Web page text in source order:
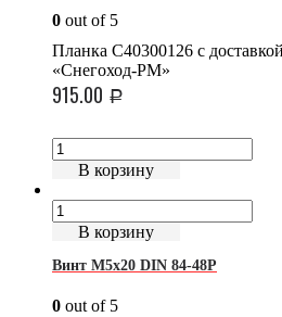
0 out of 5
Планка C40300126 с
«Снегоход-РМ»
915.00 Р
В корзину
В корзину
Винт М5х20 DIN 84-48P
0 out of 5